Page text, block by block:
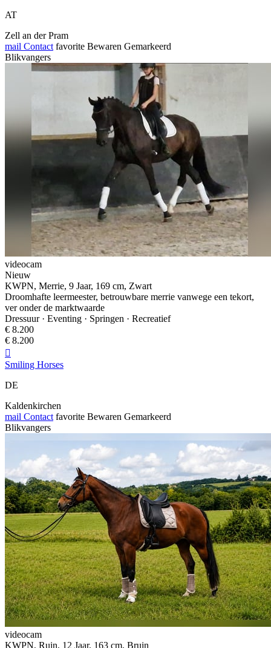
AT
Zell an der Pram
mail Contact favorite Bewaren Gemarkeerd
Blikvangers
videocam
Nieuw
KWPN, Merrie, 9 Jaar, 169 cm, Zwart
Droomhafte leermeester, betrouwbare merrie vanwege een tekort,
ver onder de marktwaarde
Dressuur · Eventing · Springen · Recreatief
€ 8.200
€ 8.200

Smiling Horses
DE
Kaldenkirchen
mail Contact favorite Bewaren Gemarkeerd
Blikvangers
videocam
KWPN, Ruin, 12 Jaar, 163 cm, Bruin